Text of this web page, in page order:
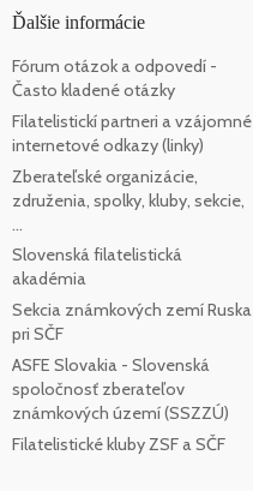
Ďalšie informácie
Fórum otázok a odpovedí -
Často kladené otázky
Filatelistickí partneri a vzájomné
internetové odkazy (linky)
Zberateľské organizácie,
združenia, spolky, kluby, sekcie,
Slovenská filatelistická
akadémia
Sekcia známkových zemí Ruska
pri SČF
ASFE Slovakia - Slovenská
spoločnosť zberateľov
známkových území (SSZZÚ)
Filatelistické kluby ZSF a SČF